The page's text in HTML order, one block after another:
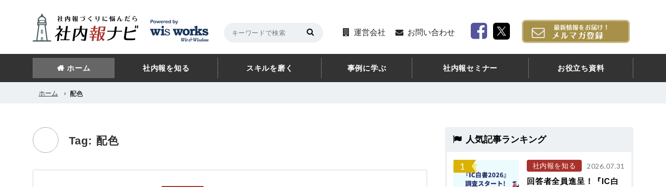
運営会社 お問い合わせ
ホーム 社内報を知る スキルを磨く 事例に学ぶ 社内報セミナー お役立ち資料
ホーム › 配色
Tag: 配色 人気記事ランキング
1 社内報を知る
2026.07.31
回答者全員進呈！『IC白